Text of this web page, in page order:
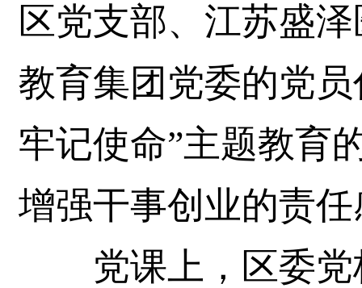
区党支部、江苏盛
教育集团党委的党
牢记使命”主题教育
增强干事创业的责
党课上，区委党